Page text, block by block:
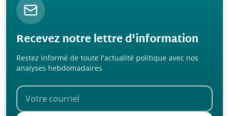
Recevez notre lettre d'information
Restez informé de toute l'actualité politique avec nos
analyses hebdomadaires